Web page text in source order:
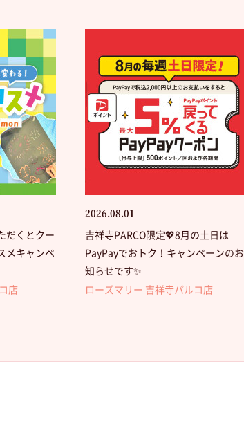
だくとクー
メキャンペ
店
2026.08.01
吉祥寺PARCO限定💖8月の土日は
PayPayでおトク！キャンペーンのお
知らせです✨
ローズマリー 吉祥寺パルコ店